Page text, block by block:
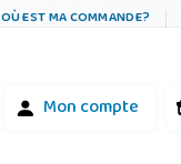
OÙ EST MA COMMANDE?
Mon compte